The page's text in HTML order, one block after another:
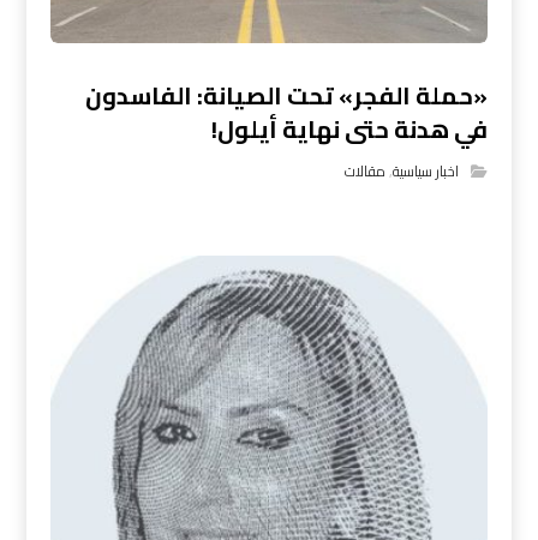
«حملة الفجر» تحت الصيانة: الفاسدون
في هدنة حتى نهاية أيلول!
اخبار سياسية,مقالات